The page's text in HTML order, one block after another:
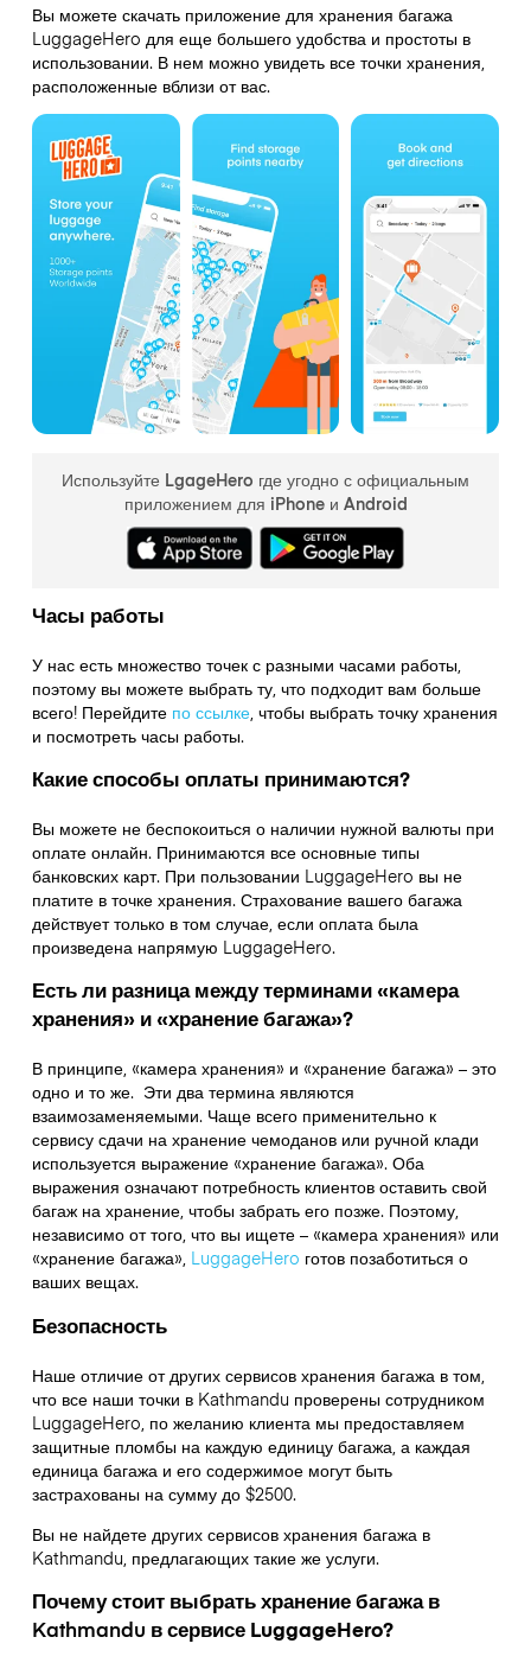
Вы можете скачать приложение для хранения багажа
LuggageHero для еще большего удобства и простоты в
использовании. В нем можно увидеть все точки хранения,
расположенные вблизи от вас.
Используйте LgageHero где угодно с официальным
приложением для iPhone и Android
Часы работы
У нас есть множество точек с разными часами работы,
поэтому вы можете выбрать ту, что подходит вам больше
всего! Перейдите по ссылке, чтобы выбрать точку хранения
и посмотреть часы работы.
Какие способы оплаты принимаются?
Вы можете не беспокоиться о наличии нужной валюты при
оплате онлайн. Принимаются все основные типы
банковских карт. При пользовании LuggageHero вы не
платите в точке хранения. Страхование вашего багажа
действует только в том случае, если оплата была
произведена напрямую LuggageHero.
Есть ли разница между терминами «камера
хранения» и «хранение багажа»?
В принципе, «камера хранения» и «хранение багажа» – это
одно и то же. Эти два термина являются
взаимозаменяемыми. Чаще всего применительно к
сервису сдачи на хранение чемоданов или ручной клади
используется выражение «хранение багажа». Оба
выражения означают потребность клиентов оставить свой
багаж на хранение, чтобы забрать его позже. Поэтому,
независимо от того, что вы ищете – «камера хранения» или
«хранение багажа»,LuggageHero готов позаботиться о
ваших вещах.
Безопасность
Наше отличие от других сервисов хранения багажа в том,
чтовсе наши точки в Kathmandu проверены сотрудником
LuggageHero, по желанию клиента мы предоставляем
защитные пломбы на каждую единицу багажа, а каждая
единица багажа и его содержимое могут быть
застрахованы на сумму до $2500.
Вы не найдете других сервисов хранения багажа в
Kathmandu , предлагающих такие же услуги.
Почему стоит выбрать хранение багажа в
Kathmandu в сервисе LuggageHero?